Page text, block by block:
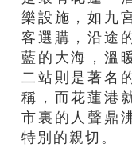
樂設施，如九
客選購，沿途
藍的大海，溫
二站則是著名
稱，而花蓮港
市裏的人聲鼎
特別的親切。